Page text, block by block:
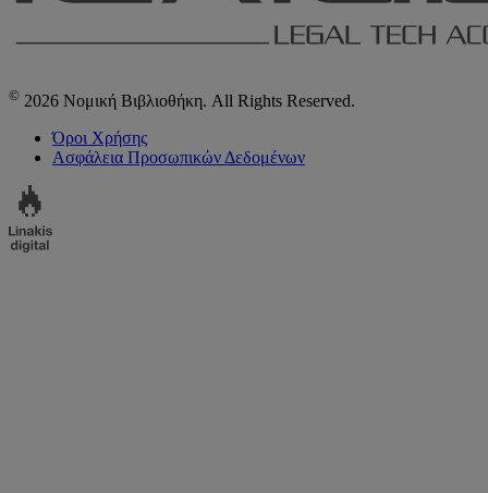
© 2026 Νομική Βιβλιοθήκη. All Rights Reserved.
Όροι Χρήσης
Ασφάλεια Προσωπικών Δεδομένων